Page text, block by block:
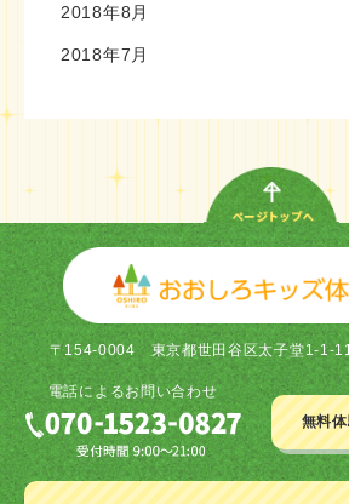
2018年8月
2018年7月
〒154-0004東京都世田谷区太子堂1-1-
電話によるお問い合わせ
無料